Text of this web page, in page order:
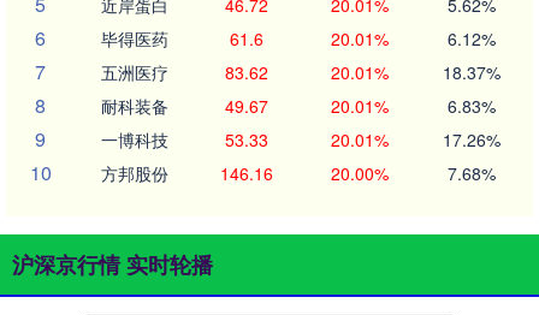
6 毕得医药 61.6 20.01% 6.12%
7 五洲医疗 83.62 20.01% 18.37%
8 耐科装备 49.67 20.01% 6.83%
9 一博科技 53.33 20.01% 17.26%
10 方邦股份 146.16 20.00% 7.68%
沪深京行情 实时轮播